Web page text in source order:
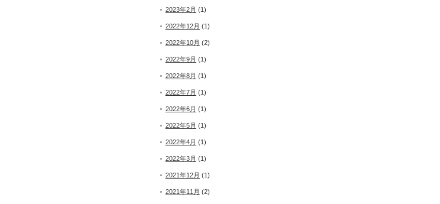
2023年2月 (1)
2022年12月 (1)
2022年10月 (2)
2022年9月 (1)
2022年8月 (1)
2022年7月 (1)
2022年6月 (1)
2022年5月 (1)
2022年4月 (1)
2022年3月 (1)
2021年12月 (1)
2021年11月 (2)